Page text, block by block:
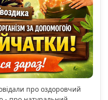
про оздоровчий